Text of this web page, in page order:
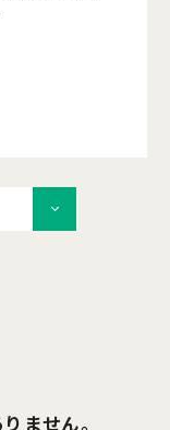
ません。